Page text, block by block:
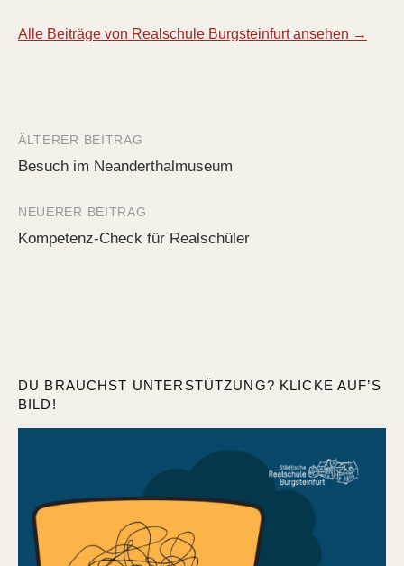
Alle Beiträge von Realschule Burgsteinfurt ansehen →
Beitrags-
Navigation
ÄLTERER BEITRAG
Besuch im Neanderthalmuseum
NEUERER BEITRAG
Kompetenz-Check für Realschüler
DU BRAUCHST UNTERSTÜTZUNG? KLICKE AUF’S
BILD!